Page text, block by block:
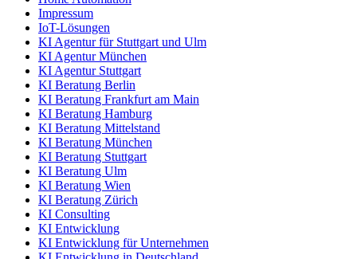
Impressum
IoT-Lösungen
KI Agentur für Stuttgart und Ulm
KI Agentur München
KI Agentur Stuttgart
KI Beratung Berlin
KI Beratung Frankfurt am Main
KI Beratung Hamburg
KI Beratung Mittelstand
KI Beratung München
KI Beratung Stuttgart
KI Beratung Ulm
KI Beratung Wien
KI Beratung Zürich
KI Consulting
KI Entwicklung
KI Entwicklung für Unternehmen